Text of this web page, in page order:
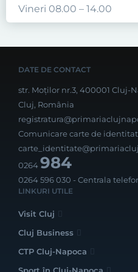
Vineri 08.00 – 14.00
DATE DE CONTACT
str. Moților nr.3, 400001 Cluj-
Cluj, România
Comunicare carte de
0264984
0264 596 030 - Centrala
LINKURI UTILE
Visit Cluj
Cluj Business
CTP Cluj-Napoca